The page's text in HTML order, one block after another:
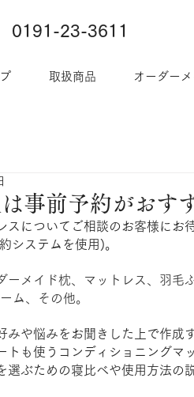
0191-23-3611
取扱商品 オーダー
事前予約がおす
スについてご相談のお客様にお
システムを使用)。
ーメイド枕、マットレス、羽毛
ム、その他。
みや悩みをお聞きした上で作成
トも使うコンディショニングマ
選ぶための寝比べや使用方法の